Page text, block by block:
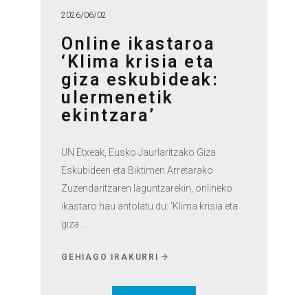
2026/06/02
Online ikastaroa
‘Klima krisia eta
giza eskubideak:
ulermenetik
ekintzara’
UN Etxeak, Eusko Jaurlaritzako Giza
Eskubideen eta Biktimen Arretarako
Zuzendaritzaren laguntzarekin, onlineko
ikastaro hau antolatu du: ‘Klima krisia eta
giza
GEHIAGO IRAKURRI